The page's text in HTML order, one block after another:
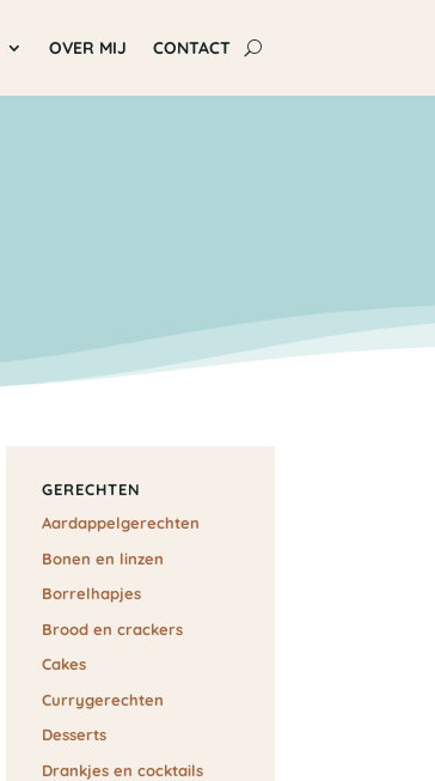
OVER MIJ CONTACT
GERECHTEN
Aardappelgerechten
Bonen en linzen
Borrelhapjes
Brood en crackers
Cakes
Currygerechten
Desserts
Drankjes en cocktails